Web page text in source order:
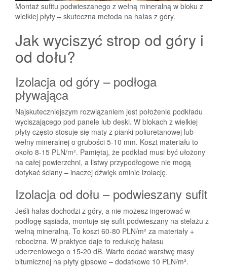
Montaż sufitu podwieszanego z wełną mineralną w bloku z
wielkiej płyty – skuteczna metoda na hałas z góry.
Jak wyciszyć strop od góry i
od dołu?
Izolacja od góry – podłoga
pływająca
Najskuteczniejszym rozwiązaniem jest położenie podkładu
wyciszającego pod panele lub deski. W blokach z wielkiej
płyty często stosuje się maty z pianki poliuretanowej lub
wełny mineralnej o grubości 5-10 mm. Koszt materiału to
około 8-15 PLN/m². Pamiętaj, że podkład musi być ułożony
na całej powierzchni, a listwy przypodłogowe nie mogą
dotykać ściany – inaczej dźwięk ominie izolację.
Izolacja od dołu – podwieszany sufit
Jeśli hałas dochodzi z góry, a nie możesz ingerować w
podłogę sąsiada, montuje się sufit podwieszany na stelażu z
wełną mineralną. To koszt 60-80 PLN/m² za materiały +
robocizna. W praktyce daje to redukcję hałasu
uderzeniowego o 15-20 dB. Warto dodać warstwę masy
bitumicznej na płyty gipsowe – dodatkowe 10 PLN/m².